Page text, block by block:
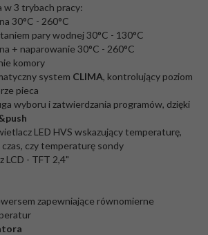
w 3 trybach pracy:
30°C - 260°C
pary wodnej 30°C - 130°C
+ naparowanie 30°C - 260°C
komory
system CLIMA, kontrolujący poziom
pieca
wyboru i zatwierdzania programów, dzięki
LED HVS wskazujący temperaturę,
czy temperaturę sondy
LCD - TFT 2,4"
zapewniające równomierne